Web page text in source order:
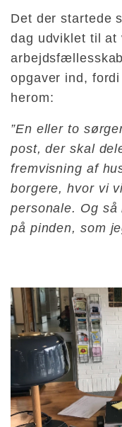
Det der startede
dag udviklet til
opgaver ind,
herom:
”En eller to
post, der skal
fremvisning af
borgere, hvor vi
personale. Og
på pinden, som